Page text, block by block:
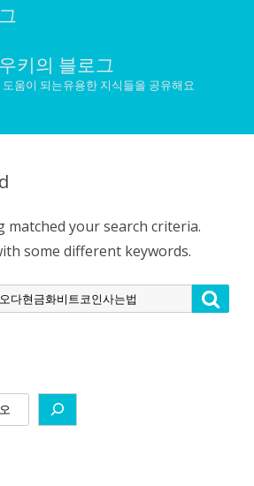
우키의 블로그
움이 되는유용한 지식들을 공유해요
your search criteria.
some different keywords.